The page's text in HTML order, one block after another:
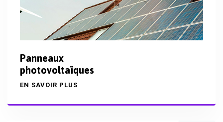
Panneaux
photovoltaïques
EN SAVOIR PLUS